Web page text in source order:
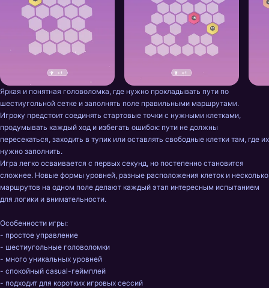
Яркая и понятная головоломка, где нужно прокладывать пути по
шестиугольной сетке и заполнять поле правильными маршрутами.
Игроку предстоит соединять стартовые точки с нужными клетками,
продумывать каждый ход и избегать ошибок: пути не должны
пересекаться, заходить в тупик или оставлять свободные клетки там, где их
нужно заполнить.
Игра легко осваивается с первых секунд, но постепенно становится
сложнее. Новые формы уровней, разные расположения клеток и несколько
маршрутов на одном поле делают каждый этап интересным испытанием
для логики и внимательности.
Особенности игры:
- простое управление
- шестиугольные головоломки
- много уникальных уровней
- спокойный casual-геймплей
- подходит для коротких игровых сессий